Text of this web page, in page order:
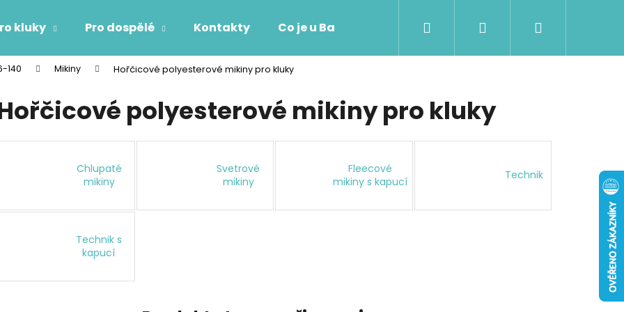
kluky Pro dospělé Kontakty Co je u Baji nového Přihlášení
140 Mikiny Hořčicové polyesterové mikiny pro kluky
polyesterové mikiny pro kluky
Chlupaté
mikiny
Svetrové
mikiny
Fleecové
mikiny s kapucí
Technik
Technik s
kapucí
Co potřebujete najít?
Doporučujeme